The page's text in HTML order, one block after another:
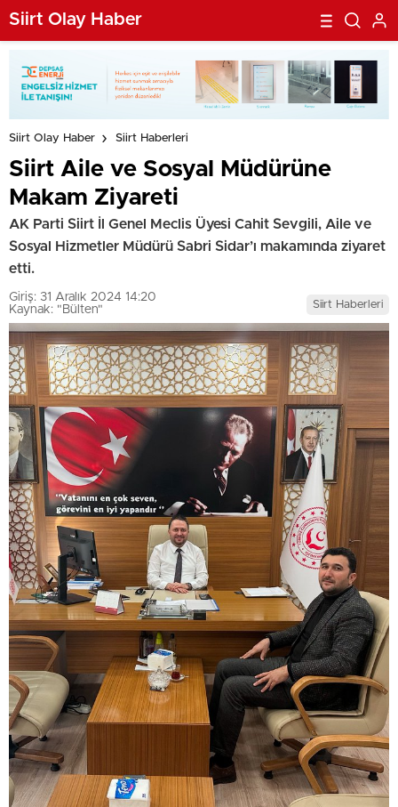
Siirt Olay Haber
Siirt Olay Haber Siirt Haberleri
Siirt Aile ve Sosyal Müdürüne
Makam Ziyareti
AK Parti Siirt İl Genel Meclis Üyesi Cahit Sevgili, Aile ve
Sosyal Hizmetler Müdürü Sabri Sidar’ı makamında ziyaret
etti.
Giriş: 31 Aralık 2024 14:20
Kaynak: "Bülten"
Siirt Haberleri